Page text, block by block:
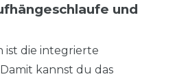
und
ist die integrierte
kannst du das